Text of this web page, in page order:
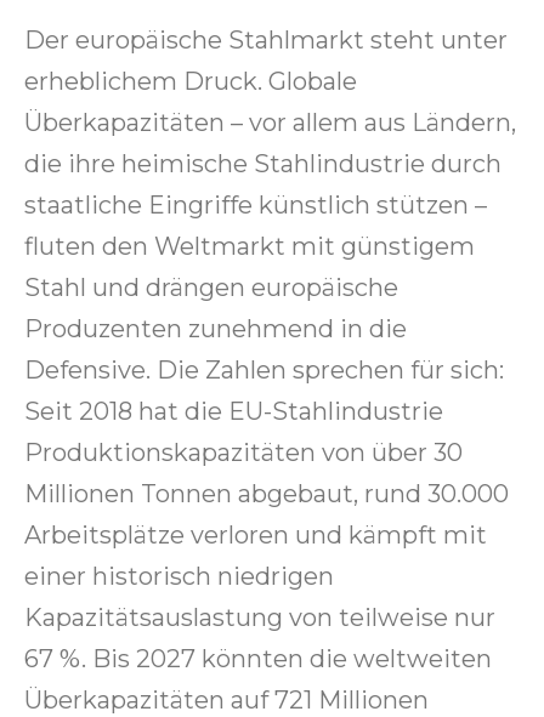
Der europäische Stahlmarkt steht unter
erheblichem Druck. Globale
Überkapazitäten – vor allem aus Ländern,
die ihre heimische Stahlindustrie durch
staatliche Eingriffe künstlich stützen –
fluten den Weltmarkt mit günstigem
Stahl und drängen europäische
Produzenten zunehmend in die
Defensive. Die Zahlen sprechen für sich:
Seit 2018 hat die EU-Stahlindustrie
Produktionskapazitäten von über 30
Millionen Tonnen abgebaut, rund 30.000
Arbeitsplätze verloren und kämpft mit
einer historisch niedrigen
Kapazitätsauslastung von teilweise nur
67 %. Bis 2027 könnten die weltweiten
Überkapazitäten auf 721 Millionen